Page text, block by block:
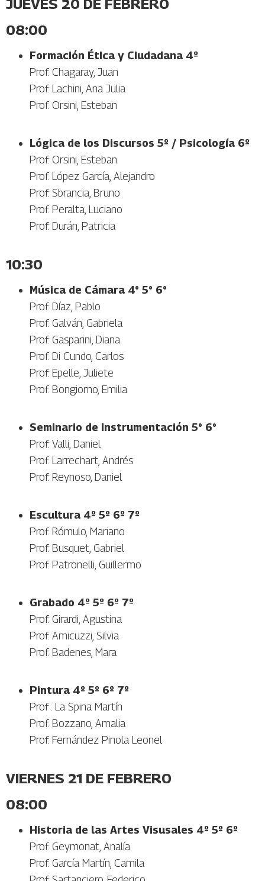
JUEVES 20 DE FEBRERO
08:00
Formación Ética y Ciudadana 4º
Prof. Chagaray, Juan
Prof. Lachini, Ana Julia
Prof. Orsini, Esteban
Lógica de los Discursos 5º / Psicología 6º
Prof. Orsini, Esteban
Prof. López García, Alejandro
Prof. Sbrancia, Bruno
Prof. Peralta, Luciano
Prof. Durán, Patricia
10:30
Música de Cámara 4° 5° 6°
Prof. Díaz, Pablo
Prof. Galván, Gabriela
Prof. Gasparini, Diana
Prof. Di Cundo, Carlos
Prof. Epelle, Juliete
Prof. Bongiorno, Emilia
Seminario de Instrumentación 5° 6°
Prof. Valli, Daniel
Prof. Larrechart, Andrés
Prof. Reynoso, Daniel
Escultura 4º 5º 6º 7º
Prof. Rómulo, Mariano
Prof. Busquet, Gabriel
Prof. Patronelli, Guillermo
Grabado 4º 5º 6º 7º
Prof. Girardi, Agustina
Prof. Amicuzzi, Silvia
Prof. Badenes, Mara
Pintura 4º 5º 6º 7º
Prof . La Spina Martín
Prof. Bozzano, Amalia
Prof. Fernández Pinola Leonel
VIERNES 21 DE FEBRERO
08:00
Historia de las Artes Visusales 4º 5º 6º
Prof. Geymonat, Analía
Prof. García Martín, Camila